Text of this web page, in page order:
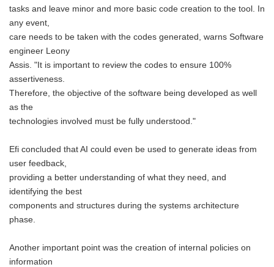
tasks and leave minor and more basic code creation to the tool. In
any event,
care needs to be taken with the codes generated, warns Software
engineer Leony
Assis. "It is important to review the codes to ensure 100%
assertiveness.
Therefore, the objective of the software being developed as well
as the
technologies involved must be fully understood."
Efi concluded that AI could even be used to generate ideas from
user feedback,
providing a better understanding of what they need, and
identifying the best
components and structures during the systems architecture
phase.
Another important point was the creation of internal policies on
information